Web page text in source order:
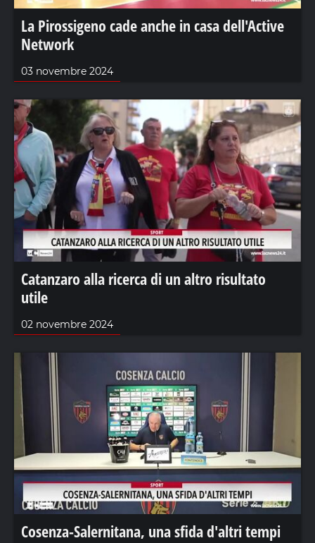
La Pirossigeno cade anche in casa dell'Active
Network
03 novembre 2024
Catanzaro alla ricerca di un altro risultato
utile
02 novembre 2024
Cosenza-Salernitana, una sfida d'altri tempi